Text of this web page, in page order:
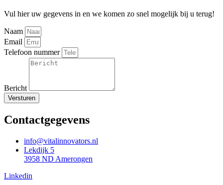
Vul hier uw gegevens in en we komen zo snel mogelijk bij u terug!
Naam
Email
Telefoon nummer
Bericht
Versturen
Contactgegevens
info@vitalinnovators.nl
Lekdijk 5
3958 ND Amerongen
Linkedin